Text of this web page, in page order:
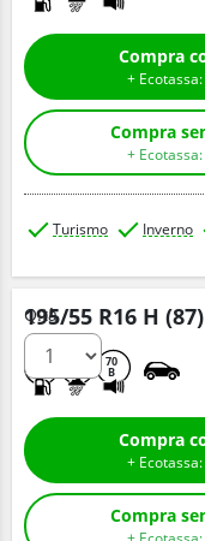
Turismo Inverno
195/55 R16 H (87)
70
B
Q.tà